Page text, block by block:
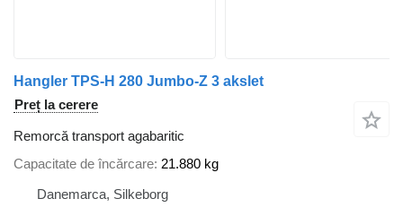
Hangler TPS-H 280 Jumbo-Z 3 akslet
Preț la cerere
Remorcă transport agabaritic
Capacitate de încărcare 21.880 kg
Danemarca, Silkeborg